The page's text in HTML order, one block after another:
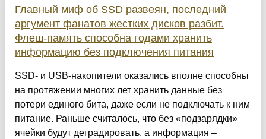
Главный миф об SSD развеян, последний
аргумент фанатов жестких дисков разбит.
Флеш-память способна годами хранить
информацию без подключения питания
SSD- и USB-накопители оказались вполне способны
на протяжении многих лет хранить данные без
потери единого бита, даже если не подключать к ним
питание. Раньше считалось, что без «подзарядки»
ячейки будут деградировать, а информация –